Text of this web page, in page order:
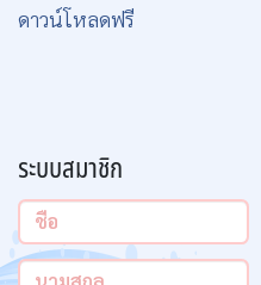
ดาวน์โหลดฟรี
ระบบสมาชิก